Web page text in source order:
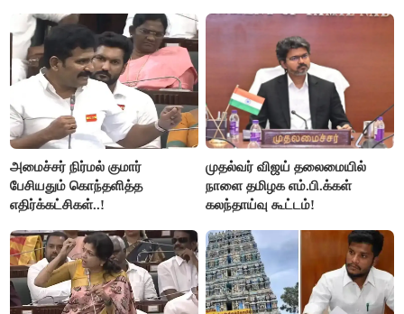
அமைச்சர் நிர்மல் குமார்
பேசியதும் கொந்தளித்த
எதிர்க்கட்சிகள்..!
முதல்வர் விஜய் தலைமையில்
நாளை தமிழக எம்.பி.க்கள்
கலந்தாய்வு கூட்டம்!